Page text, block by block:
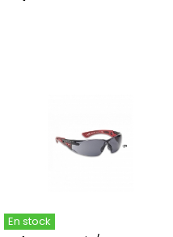
En stock